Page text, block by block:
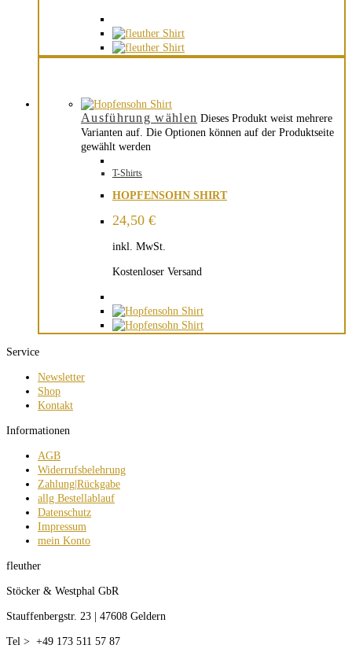
Ausführung wählen Dieses Produkt weist mehrere
Varianten auf. Die Optionen können auf der Produktseite
gewählt werden
T-Shirts
HOPFENSOHN SHIRT
24,50 €
inkl. MwSt.
Kostenloser Versand
Service
Newsletter
Shop
Kontakt
Informationen
AGB
Widerrufsbelehrung
Zahlung|Rückgabe
allg Bestellablauf
Datenschutz
Impressum
mein Konto
fleuther
Stöcker & Westphal GbR
Stauffenbergstr. 23 | 47608 Geldern
Tel > +49 173 511 57 87